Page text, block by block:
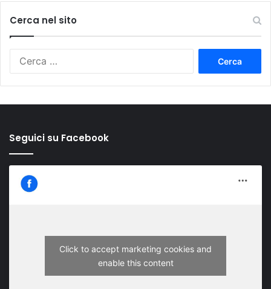
Cerca nel sito
Seguici su Facebook
Click to accept marketing cookies and
enable this content